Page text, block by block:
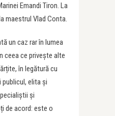
Emandi Tiron. La
maestrul Vlad Conta.
un caz rar în lumea
ceea ce privește alte
în legătură cu
publicul, elita și
și
de acord: este o